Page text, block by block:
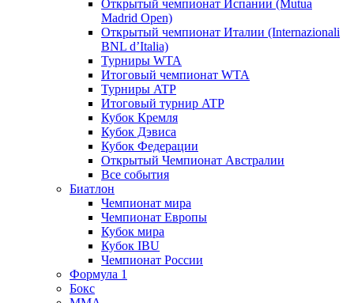
Открытый чемпионат Испании (Mutua
Madrid Open)
Открытый чемпионат Италии (Internazionali
BNL d’Italia)
Турниры WTA
Итоговый чемпионат WTA
Турниры ATP
Итоговый турнир ATP
Кубок Кремля
Кубок Дэвиса
Кубок Федерации
Открытый Чемпионат Австралии
Все события
Биатлон
Чемпионат мира
Чемпионат Европы
Кубок мира
Кубок IBU
Чемпионат России
Формула 1
Бокс